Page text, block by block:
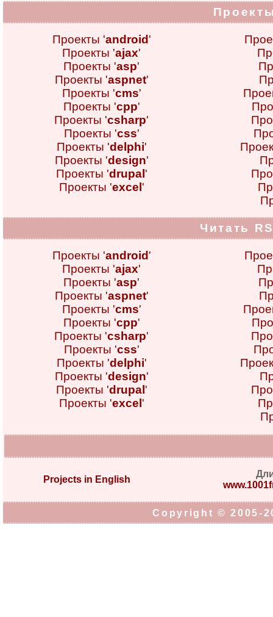
Проекты 'android '
Проекты 'ajax'
Проекты 'asp'
Проекты 'aspnet'
Проекты 'cms'
Проекты 'cpp'
Проекты 'csharp'
Проекты 'css'
Проекты 'delphi'
Проекты 'design'
Проекты 'drupal '
Проекты 'excel '
Читать
Проекты 'android '
Проекты 'ajax'
Проекты 'asp'
Проекты 'aspnet'
Проекты 'cms'
Проекты 'cpp'
Проекты 'csharp'
Проекты 'css'
Проекты 'delphi'
Проекты 'design'
Проекты 'drupal '
Проекты 'excel '
Projects in English
Copyright © 2005-